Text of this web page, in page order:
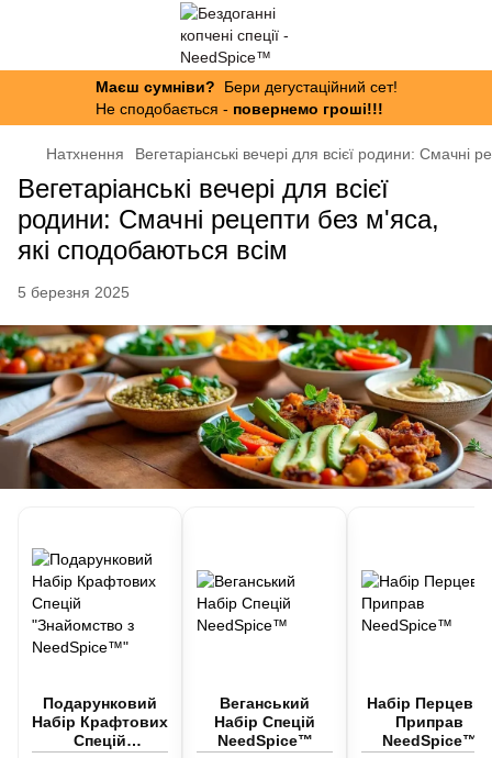
Маєш сумніви? Бери дегустаційний сет!
Не сподобається - повернемо гроші!!!
Натхнення Вегетаріанські вечері для всієї родини: Смачні
Вегетаріанські вечері для всієї
родини: Смачні рецепти без м'яса,
які сподобаються всім
5 березня 2025
Подарунковий
Набір Крафтових
Спецій
Веганський
Набір Спецій
NeedSpice™
Набір Перцевих
Приправ
NeedSpice™